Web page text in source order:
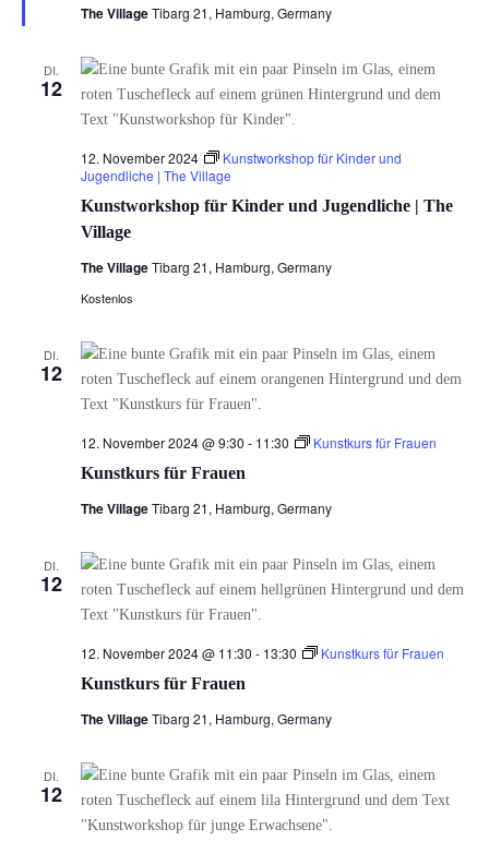
The VillageTibarg 21, Hamburg, Germany
DI.
12
Kunstworkshop für Kinder und Jugendliche | The
Village
12. November 2024
Kunstworkshop für Kinder und
Jugendliche | The Village
The VillageTibarg 21, Hamburg, Germany
Kostenlos
DI.
12
Kunstkurs für Frauen
12. November 2024 @ 9:30 - 11:30 Kunstkurs für Frauen
The VillageTibarg 21, Hamburg, Germany
DI.
12
Kunstkurs für Frauen
12. November 2024 @ 11:30 - 13:30 Kunstkurs für Frauen
The VillageTibarg 21, Hamburg, Germany
DI.
12